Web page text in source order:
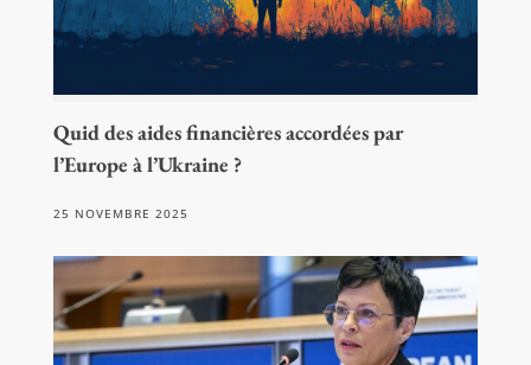
Quid des aides financières accordées par
l’Europe à l’Ukraine ?
25 NOVEMBRE 2025